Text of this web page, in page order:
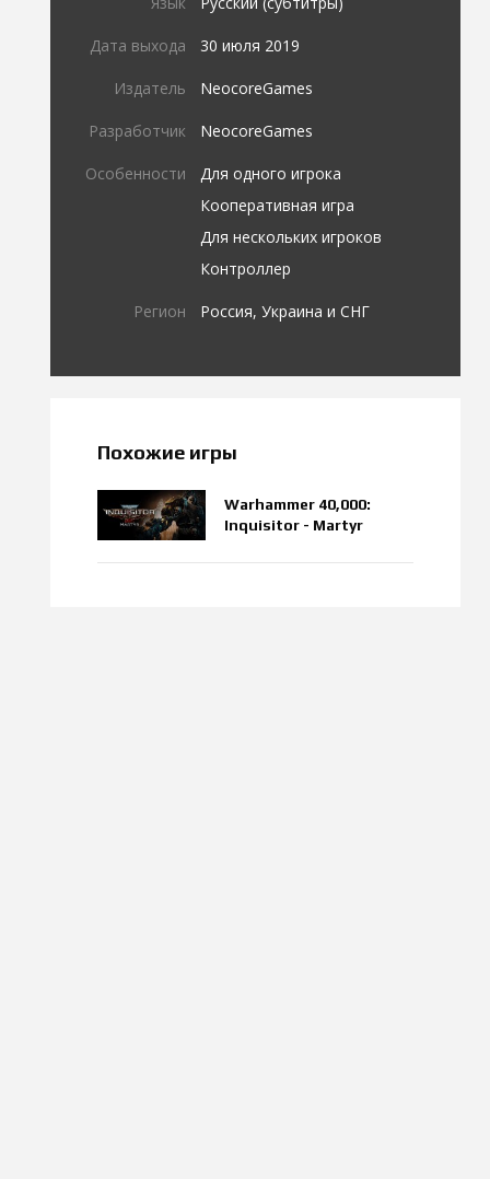
Дата выхода 30 июля 2019
Издатель NeocoreGames
Разработчик NeocoreGames
Особенности
Для одного игрока
Кооперативная игра
Для нескольких игроков
Контроллер
Регион Россия, Украина и СНГ
Похожие игры
Warhammer 40,000:
Inquisitor - Martyr